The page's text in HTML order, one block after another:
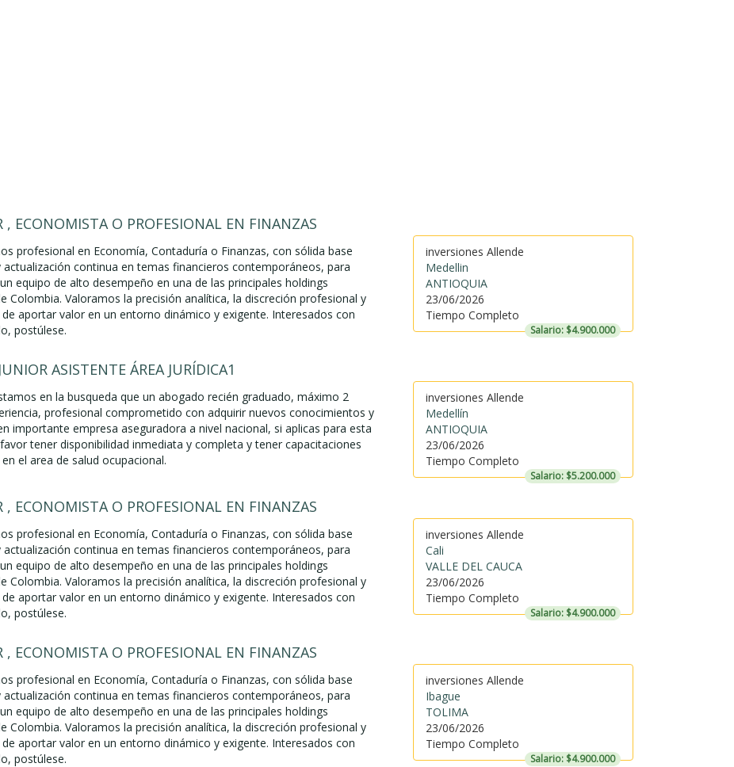
, ECONOMISTA O PROFESIONAL EN FINANZAS
profesional en Economía, Contaduría o Finanzas, con sólida base
actualización continua en temas financieros contemporáneos, para
equipo de alto desempeño en una de las principales holdings
Colombia. Valoramos la precisión analítica, la discreción profesional y
de aportar valor en un entorno dinámico y exigente. Interesados con
postúlese.
inversiones Allende
Medellin
ANTIOQUIA
23/06/2026
Tiempo Completo
Salario: $4.900.000
ASISTENTE ÁREA JURÍDICA1
en la busqueda que un abogado recién graduado, máximo 2
profesional comprometido con adquirir nuevos conocimientos y
importante empresa aseguradora a nivel nacional, si aplicas para esta
tener disponibilidad inmediata y completa y tener capacitaciones
el area de salud ocupacional.
inversiones Allende
Medellín
ANTIOQUIA
23/06/2026
Tiempo Completo
Salario: $5.200.000
, ECONOMISTA O PROFESIONAL EN FINANZAS
profesional en Economía, Contaduría o Finanzas, con sólida base
actualización continua en temas financieros contemporáneos, para
equipo de alto desempeño en una de las principales holdings
Colombia. Valoramos la precisión analítica, la discreción profesional y
de aportar valor en un entorno dinámico y exigente. Interesados con
postúlese.
inversiones Allende
Cali
VALLE DEL CAUCA
23/06/2026
Tiempo Completo
Salario: $4.900.000
, ECONOMISTA O PROFESIONAL EN FINANZAS
profesional en Economía, Contaduría o Finanzas, con sólida base
actualización continua en temas financieros contemporáneos, para
equipo de alto desempeño en una de las principales holdings
Colombia. Valoramos la precisión analítica, la discreción profesional y
de aportar valor en un entorno dinámico y exigente. Interesados con
postúlese.
inversiones Allende
Ibague
TOLIMA
23/06/2026
Tiempo Completo
Salario: $4.900.000